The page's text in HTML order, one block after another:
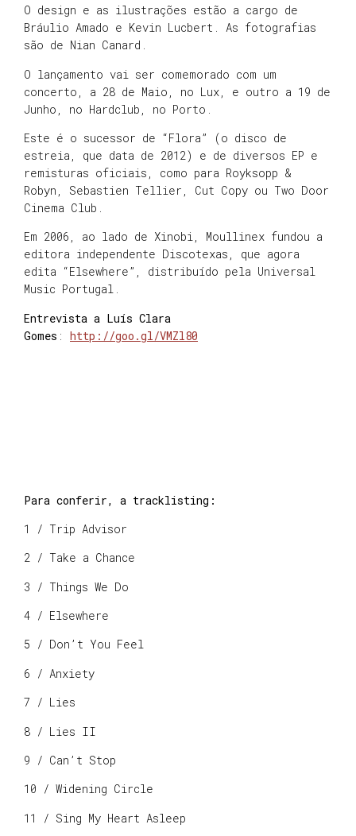
O design e as ilustrações estão a cargo de
Bráulio Amado e Kevin Lucbert. As fotografias
são de Nian Canard.
O lançamento vai ser comemorado com um
concerto, a 28 de Maio, no Lux, e outro a 19 de
Junho, no Hardclub, no Porto.
Este é o sucessor de “Flora” (o disco de
estreia, que data de 2012) e de diversos EP e
remisturas oficiais, como para Royksopp &
Robyn, Sebastien Tellier, Cut Copy ou Two Door
Cinema Club.
Em 2006, ao lado de Xinobi, Moullinex fundou a
editora independente Discotexas, que agora
edita “Elsewhere”, distribuído pela Universal
Music Portugal.
Entrevista a Luís Clara
Gomes : http://goo.gl/VMZl80
Para conferir, a tracklisting:
1 / Trip Advisor
2 / Take a Chance
3 / Things We Do
4 / Elsewhere
5 / Don’t You Feel
6 / Anxiety
7 / Lies
8 / Lies II
9 / Can’t Stop
10 / Widening Circle
11 / Sing My Heart Asleep